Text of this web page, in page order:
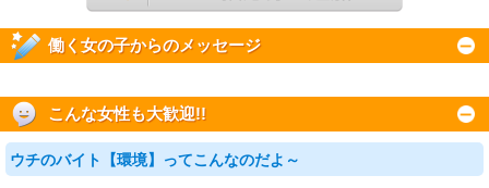
働く女の子からのメッセージ
こんな女性も大歓迎!!
ウチのバイト【環境】ってこんなのだよ～